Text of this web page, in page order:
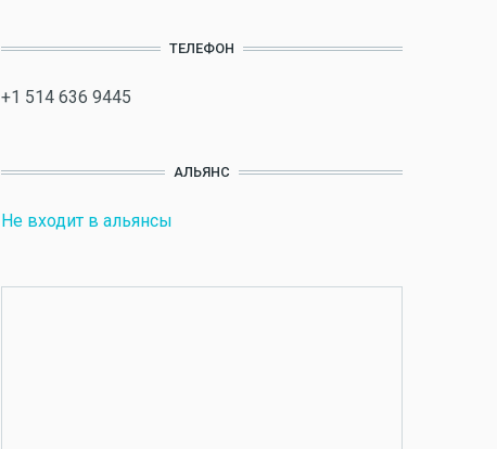
ТЕЛЕФОН
+1 514 636 9445
АЛЬЯНС
Не входит в альянсы